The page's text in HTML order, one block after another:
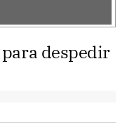
despedir